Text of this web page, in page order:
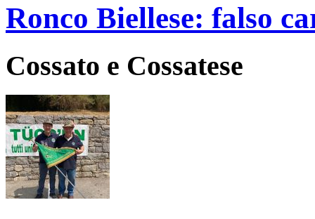
Ronco Biellese: falso
Cossato e Cossatese